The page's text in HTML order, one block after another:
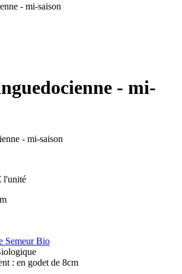
- mi-saison
- mi-
l'unité
Semeur Bio
: en godet de 8cm